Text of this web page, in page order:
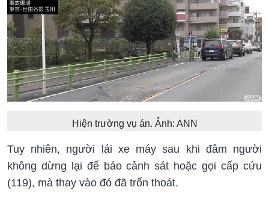
Hiện trường vụ án. Ảnh: ANN
Tuy nhiên, người lái xe máy sau khi đâm người
không dừng lại để báo cảnh sát hoặc gọi cấp cứu
(119), mà thay vào đó đã trốn thoát.